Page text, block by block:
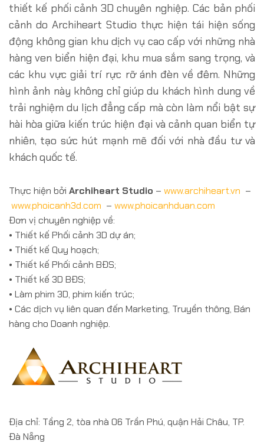
thiết kế phối cảnh 3D chuyên nghiệp. Các bản phối
cảnh do Archiheart Studio thực hiện tái hiện sống
động không gian khu dịch vụ cao cấp với những nhà
hàng ven biển hiện đại, khu mua sắm sang trọng, và
các khu vực giải trí rực rỡ ánh đèn về đêm. Những
hình ảnh này không chỉ giúp du khách hình dung về
trải nghiệm du lịch đẳng cấp mà còn làm nổi bật sự
hài hòa giữa kiến trúc hiện đại và cảnh quan biển tự
nhiên, tạo sức hút mạnh mẽ đối với nhà đầu tư và
khách quốc tế.
Thực hiện bởi Archiheart Studio – www.archiheart.vn –
www.phoicanh3d.com – www.phoicanhduan.com
Đơn vị chuyên nghiệp về:
• Thiết kế Phối cảnh 3D dự án;
• Thiết kế Quy hoạch;
• Thiết kế Phối cảnh BĐS;
• Thiết kế 3D BĐS;
• Làm phim 3D, phim kiến trúc;
• Các dịch vụ liên quan đến Marketing, Truyền thông, Bán
hàng cho Doanh nghiệp.
Địa chỉ: Tầng 2, tòa nhà 06 Trần Phú, quận Hải Châu, TP.
Đà Nẵng